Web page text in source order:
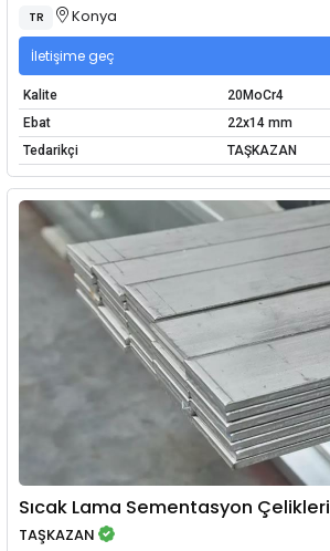
TR Konya
İletişime geç
Kalite
20MoCr4
Ebat
22x14 mm
Tedarikçi
TAŞKAZAN
Sıcak Lama Sementasyon Çelikleri
TAŞKAZAN